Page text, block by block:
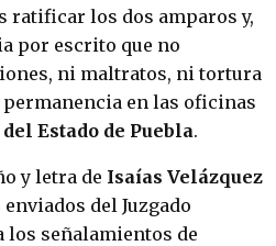
ratificar los dos amparos y,
por escrito que no
ni maltratos, ni tortura
en las oficinas
Estado de Puebla.
y letra de Isaías Velázquez
del Juzgado
los señalamientos de